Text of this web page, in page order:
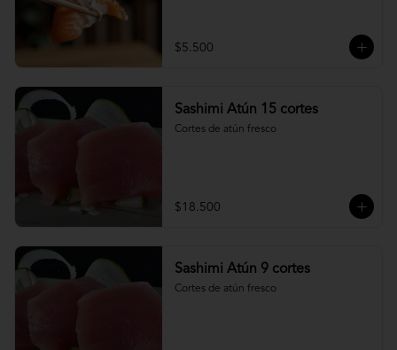
$5.500
Sashimi Atún 15 cortes
Cortes de atún fresco
$18.500
Sashimi Atún 9 cortes
Cortes de atún fresco